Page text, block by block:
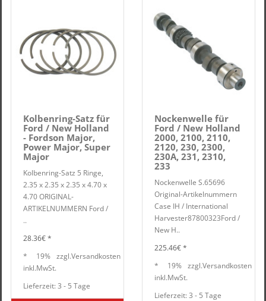
Kolbenring-Satz für
Ford / New Holland
- Fordson Major,
Power Major, Super
Major
Kolbenring-Satz 5 Ringe,
2.35 x 2.35 x 2.35 x 4.70 x
4.70 ORIGINAL-
ARTIKELNUMMERN Ford /
..
28.36€ *
*
inkl.
19%
MwSt.
zzgl.Versandkosten
Lieferzeit: 3 - 5 Tage
Nockenwelle für
Ford / New Holland
2000, 2100, 2110,
2120, 230, 2300,
230A, 231, 2310,
233
Nockenwelle S.65696
Original-Artikelnummern
Case IH / International
Harvester87800323Ford /
New H..
225.46€ *
*
inkl.
19%
MwSt.
zzgl.Versandkosten
Lieferzeit: 3 - 5 Tage